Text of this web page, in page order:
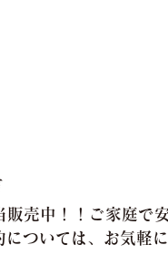
売中！！ご家庭で
については、お気軽